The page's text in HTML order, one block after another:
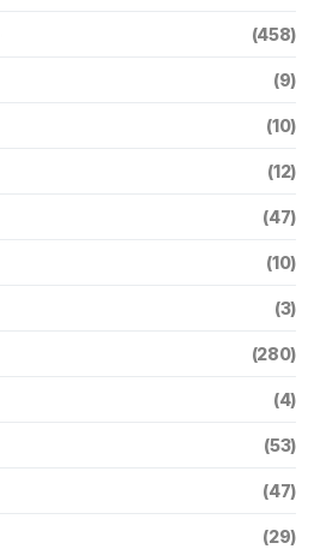
(458)
(9)
(10)
(12)
(47)
(10)
(3)
(280)
(4)
(53)
(47)
(29)